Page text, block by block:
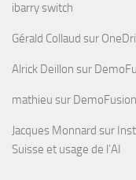
ibarry switch
Gérald Collaud sur
Alrick Deillon sur
mathieu sur
Jacques Monnard sur
Suisse et usage de l’AI